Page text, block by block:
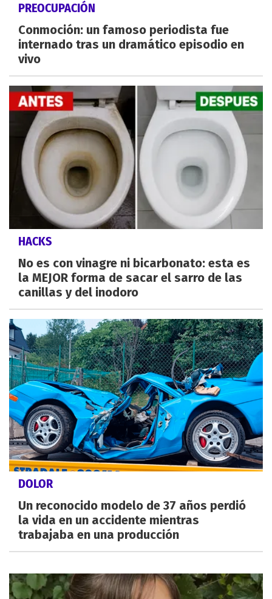
PREOCUPACIÓN
Conmoción: un famoso periodista fue
internado tras un dramático episodio en
vivo
HACKS
No es con vinagre ni bicarbonato: esta es
la MEJOR forma de sacar el sarro de las
canillas y del inodoro
DOLOR
Un reconocido modelo de 37 años perdió
la vida en un accidente mientras
trabajaba en una producción